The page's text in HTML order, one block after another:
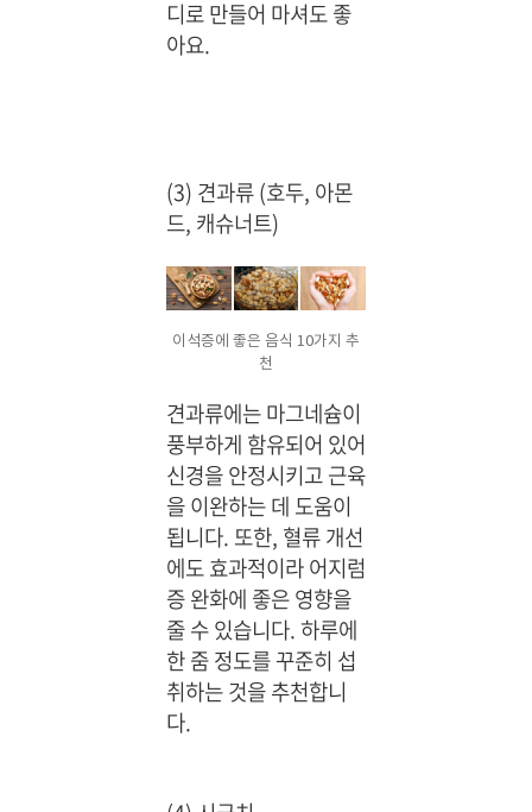
디로 만들어 마셔도 좋
아요.
(3) 견과류 (호두, 아몬
드, 캐슈너트)
이석증에 좋은 음식 10가지 추
천
견과류에는 마그네슘이
풍부하게 함유되어 있어
신경을 안정시키고 근육
을 이완하는 데 도움이
됩니다. 또한, 혈류 개선
에도 효과적이라 어지럼
증 완화에 좋은 영향을
줄 수 있습니다. 하루에
한 줌 정도를 꾸준히 섭
취하는 것을 추천합니
다.